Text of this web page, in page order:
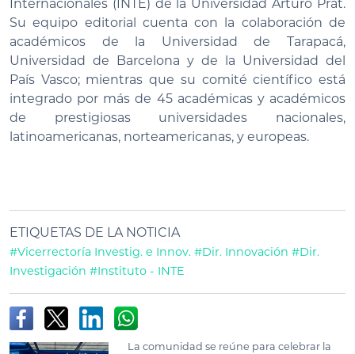
Internacionales (INTE) de la Universidad Arturo Prat.
Su equipo editorial cuenta con la colaboración de
académicos de la Universidad de Tarapacá,
Universidad de Barcelona y de la Universidad del
País Vasco; mientras que su comité científico está
integrado por más de 45 académicas y académicos
de prestigiosas universidades nacionales,
latinoamericanas, norteamericanas, y europeas.
ETIQUETAS DE LA NOTICIA
#Vicerrectoría Investig. e Innov. #Dir. Innovación #Dir.
Investigación #Instituto - INTE
La comunidad se reúne para celebrar la